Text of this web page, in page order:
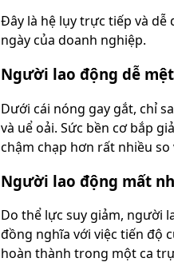
Đây là hệ lụy trực tiếp và
ngày của doanh nghiệp.
Người lao động dễ
Dưới cái nóng gay gắt, chỉ
và uể oải. Sức bền cơ bắp
chậm chạp hơn rất nhiều
Người lao động mất
Do thể lực suy giảm, người
đồng nghĩa với việc tiến độ
hoàn thành trong một ca